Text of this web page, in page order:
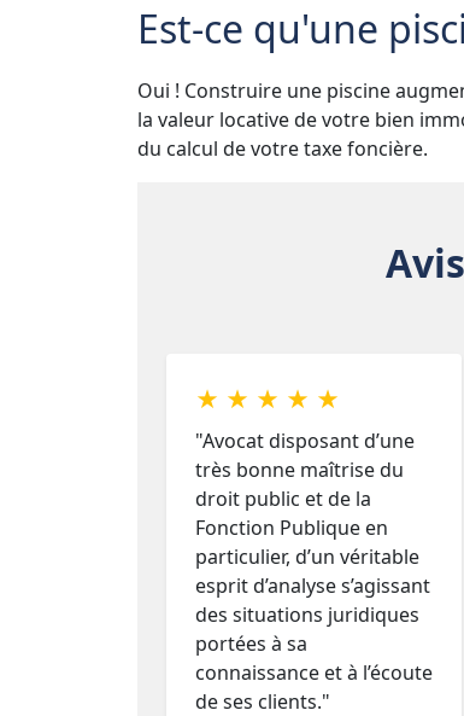
Est-ce qu'une
Oui ! Construire une piscine
la valeur locative de votre bien
du calcul de votre taxe foncière.
★ ★ ★ ★ ★
"Avocat disposant d’une
très bonne maîtrise du
droit public et de la
Fonction Publique en
particulier, d’un véritable
esprit d’analyse s’agissant
des situations juridiques
portées à sa
connaissance et à l’écoute
de ses clients."